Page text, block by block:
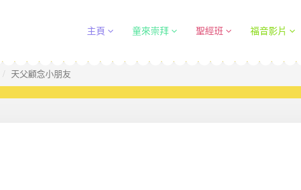
主頁 童來崇拜 聖經班 福音影片
天父顧念小朋友